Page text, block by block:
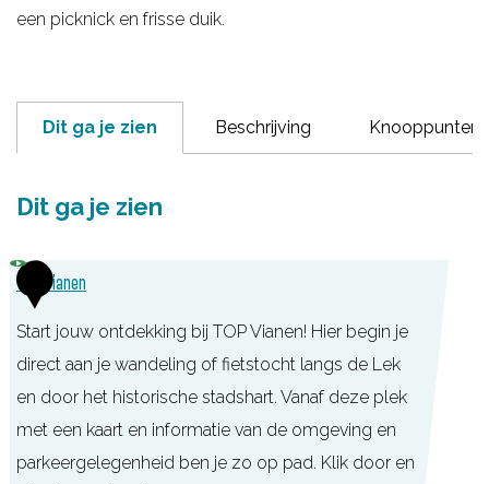
een picknick en frisse duik.
Dit ga je zien Beschrijving Knooppunten
Dit ga je zien
1TOP Vianen
Start jouw ontdekking bij TOP Vianen! Hier begin je
direct aan je wandeling of fietstocht langs de Lek
en door het historische stadshart. Vanaf deze plek
met een kaart en informatie van de omgeving en
parkeergelegenheid ben je zo op pad. Klik door en